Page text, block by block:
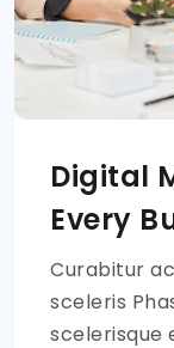
Digital
Every
Curabitur
sceleris
scelerisque